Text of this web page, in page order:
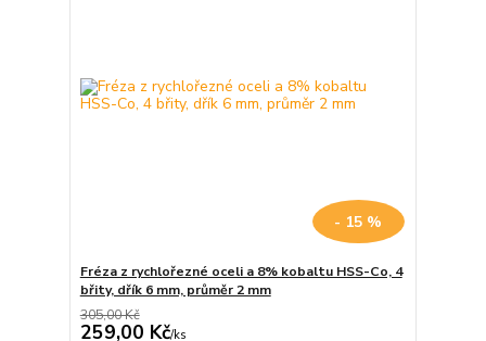
- 15 %
Fréza z rychlořezné oceli a 8% kobaltu HSS-Co, 4
břity, dřík 6 mm, průměr 2 mm
305,00 Kč
259,00 Kč/ks